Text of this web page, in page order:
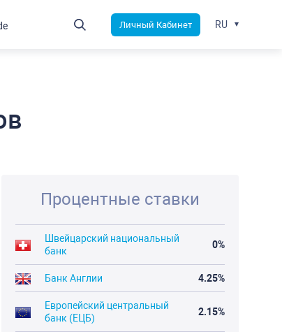
Процентные ставки
Швейцарский национальный
банк
0%
Банк Англии 4.25%
Европейский центральный
банк (ЕЦБ)
2.15%
Личный Кабинет RU